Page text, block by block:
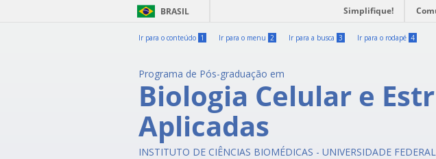
BRASIL Simplifique!
Ir para o conteúdo 1 Ir para o menu 2 Ir para a busca 3 Ir para o rodapé 4
Programa de Pós-graduação em
Biologia Celular e
Aplicadas
INSTITUTO DE CIÊNCIAS BIOMÉDICAS - UNIVERSIDADE